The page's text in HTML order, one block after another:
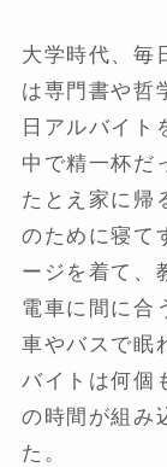
大学時代、毎
は専門書や哲
日アルバイト
中で精一杯だ
たとえ家に帰
のために寝て
ージを着て、
電車に間に合
車やバスで眠
バイトは何個
の時間が組み
た。